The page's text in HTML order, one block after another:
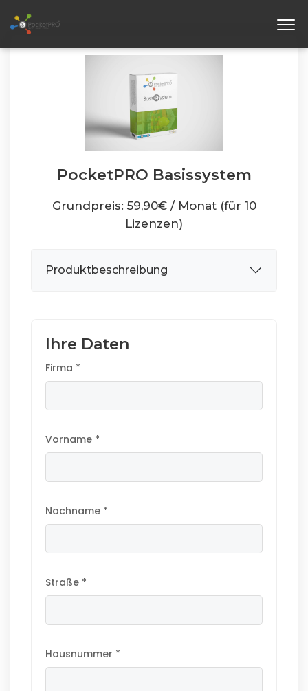
PocketPRO Basissystem
Grundpreis: 59,90€ / Monat (für 10
Lizenzen)
Produktbeschreibung
Ihre Daten
Firma *
Vorname *
Nachname *
Straße *
Hausnummer *